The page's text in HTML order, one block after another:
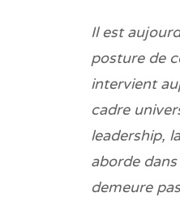
Il est
posture de
intervient
cadre
leadership,
aborde
demeure